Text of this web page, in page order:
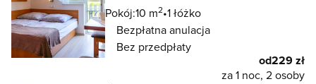
Pokój:10 m2 1 łóżko
Bezpłatna anulacja
Bez przedpłaty
od229 zł
za 1 noc, 2 osoby